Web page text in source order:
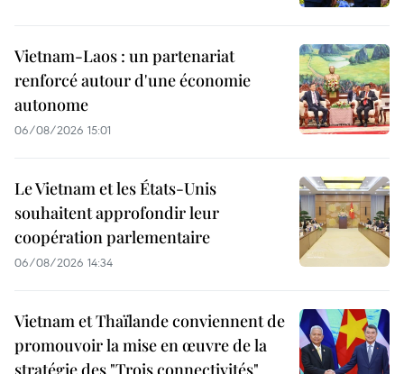
Vietnam-Laos : un partenariat
renforcé autour d'une économie
autonome
06/08/2026 15:01
Le Vietnam et les États-Unis
souhaitent approfondir leur
coopération parlementaire
06/08/2026 14:34
Vietnam et Thaïlande conviennent de
promouvoir la mise en œuvre de la
stratégie des "Trois connectivités"